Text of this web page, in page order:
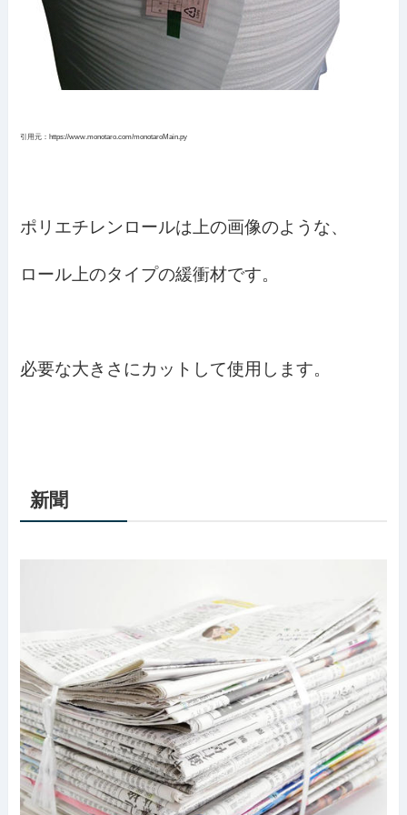
引用元：https://www.monotaro.com/monotaroMain.py
ポリエチレンロールは上の画像のような、
ロール上のタイプの緩衝材です。
必要な大きさにカットして使用します。
新聞